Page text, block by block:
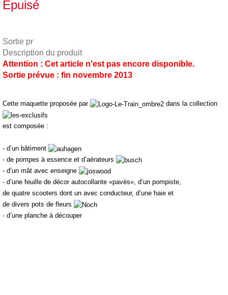
Epuisé
Sortie pr
Description du produit
Attention : Cet article n'est pas encore disponible.
Sortie prévue : fin novembre 2013
Cette maquette proposée par dans la collection
est composée :
- d’un bâtiment
- de pompes à essence et d’aérateurs
- d’un mât avec enseigne
- d’une feuille de décor autocollante «pavés», d’un pompiste,
de quatre scooters dont un avec conducteur, d’une haie et
de divers pots de fleurs
- d’une planche à découper